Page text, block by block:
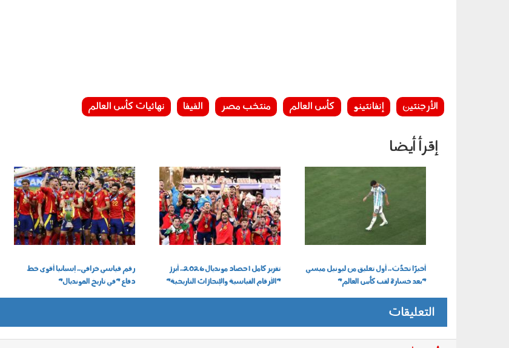
الأرجنتين إنفانتينو كأس العالم منتخب مصر الفيفا نهائيات كأس العالم
إقرأ أيضا
أخيرًا تحدَّث.. أول تعليق من ليونيل ميسي
"بعد خسارة لقب كأس العالم"
210701.jpg
تقرير كامل | حصاد مونديال 2026.. أبرز
"الأرقام القياسية والإنجازات التاريخية"
200703.jpg
رقم قياسي خرافي.. إسبانيا أقوى خط
دفاع "في تاريخ المونديال"
التعليقات